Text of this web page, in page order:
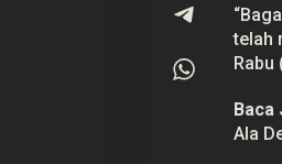
telah
Rabu
Baca
Ala